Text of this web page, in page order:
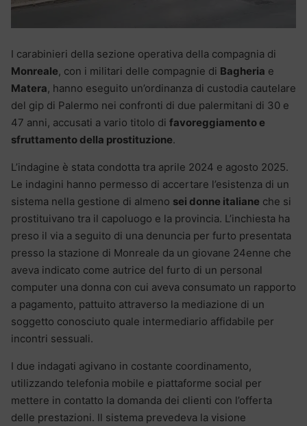
I carabinieri della sezione operativa della compagnia di
Monreale, con i militari delle compagnie di Bagheria e
Matera, hanno eseguito un’ordinanza di custodia cautelare
del gip di Palermo nei confronti di due palermitani di 30 e
47 anni, accusati a vario titolo di favoreggiamento e
sfruttamento della prostituzione.
L’indagine è stata condotta tra aprile 2024 e agosto 2025.
Le indagini hanno permesso di accertare l’esistenza di un
sistema nella gestione di almeno sei donne italiane che si
prostituivano tra il capoluogo e la provincia. L’inchiesta ha
preso il via a seguito di una denuncia per furto presentata
presso la stazione di Monreale da un giovane 24enne che
aveva indicato come autrice del furto di un personal
computer una donna con cui aveva consumato un rapporto
a pagamento, pattuito attraverso la mediazione di un
soggetto conosciuto quale intermediario affidabile per
incontri sessuali.
I due indagati agivano in costante coordinamento,
utilizzando telefonia mobile e piattaforme social per
mettere in contatto la domanda dei clienti con l’offerta
delle prestazioni. Il sistema prevedeva la visione